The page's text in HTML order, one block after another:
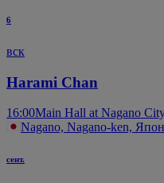
6
вск
Harami Chan
16:00Main Hall at Nagano
Nagano, Nagano-ken,
сент.